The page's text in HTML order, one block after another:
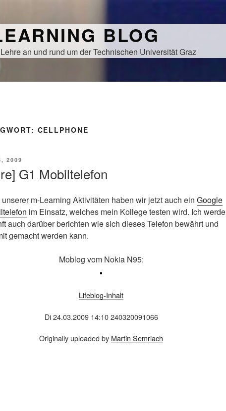
BLOG
an und rund um der Technischen Universität Graz
CELLPHONE
2009
G1 Mobiltelefon
unserer m-Learning Aktivitäten haben wir jetzt auch ein Google
im Einsatz, welches mein Kollege testen wird. Ich werde
auch darüber berichten wie sich dieses Telefon bewährt und
gemacht werden kann.
Moblog vom Nokia N95:
Lifeblog-Inhalt
Di 24.03.2009 14:10 240320091066
Originally uploaded by Martin Semriach